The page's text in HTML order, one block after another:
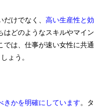
けでなく、 高い生産性と効
はどのようなスキルやマイン
では、仕事が速い女性に共通
ょう。
きかを明確にしています。タ